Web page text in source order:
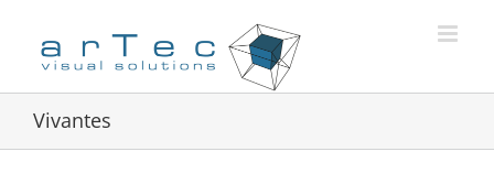
Inhalt
springen
Vivantes